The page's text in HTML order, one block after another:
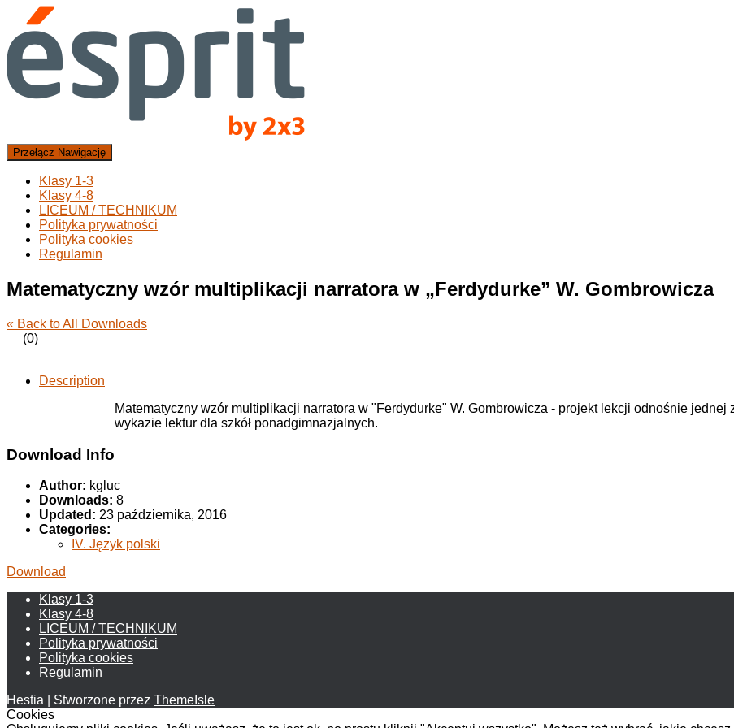
Przełącz Nawigację
Klasy 1-3
Klasy 4-8
LICEUM / TECHNIKUM
Polityka prywatności
Polityka cookies
Regulamin
Matematyczny wzór multiplikacji narratora w „Ferdydurke” W. Gombrowicza
« Back to All Downloads
(0)
Description
Matematyczny wzór multiplikacji narratora w "Ferdydurke" W. Gombrowicza - projekt lekcji odnośnie
wykazie lektur dla szkół ponadgimnazjalnych.
Download Info
Author: kgluc
Downloads: 8
Updated: 23 października, 2016
Categories:
IV. Język polski
Download
Klasy 1-3
Klasy 4-8
LICEUM / TECHNIKUM
Polityka prywatności
Polityka cookies
Regulamin
Hestia | Stworzone przez ThemeIsle
Cookies